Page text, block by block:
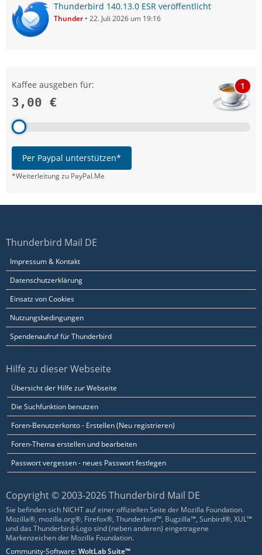
Thunderbird 140.13.0 ESR veröffentlicht
Thunder 22. Juli 2026 um 19:16
Kaffee ausgeben für:
3,00 €
1
Per Paypal unterstützen*
*Weiterleitung zu PayPal.Me
Thunderbird Mail DE
Impressum & Kontakt
Datenschutzerklärung
Einsatz von Cookies
Nutzungsbedingungen
Spendenaufruf für Thunderbird
Hilfe zu dieser Webseite
Übersicht der Hilfe zur Webseite
Die Suchfunktion benutzen
Foren-Benutzerkonto - Erstellen (Neu registrieren)
Foren-Thema erstellen und bearbeiten
Passwort vergessen - neues Passwort festlegen
Copyright © 2003-2026 Thunderbird Mail DE
Sie befinden sich NICHT auf einer offiziellen Seite der Mozilla Foundation.
Mozilla®, mozilla.org®, Firefox®, Thunderbird™, Bugzilla™, Sunbird®, XUL™
und das Thunderbird-Logo sind (neben anderen) eingetragene
Markenzeichen der Mozilla Foundation.
Community-Software:WoltLab Suite™